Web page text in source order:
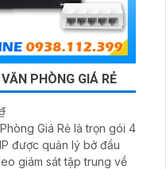
PHÒNG GIÁ RẺ
Giá Rẻ là trọn gói 4
được quản lý bở đầu
giám sát tập trung về